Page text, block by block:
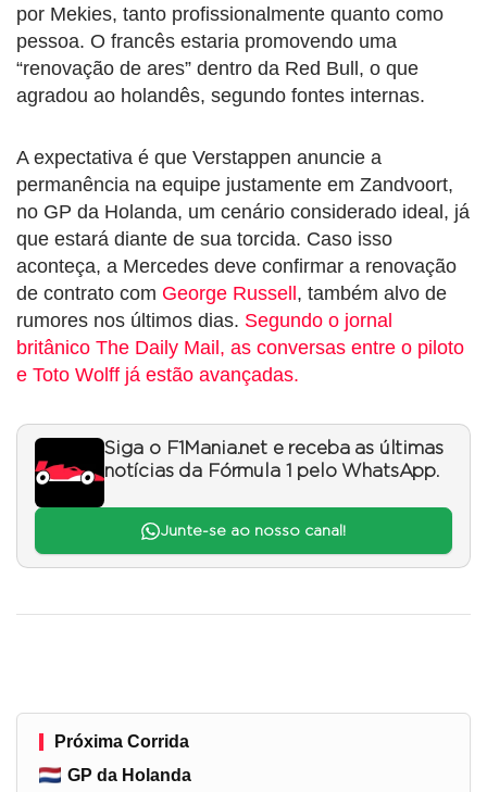
por Mekies, tanto profissionalmente quanto como
pessoa. O francês estaria promovendo uma
“renovação de ares” dentro da Red Bull, o que
agradou ao holandês, segundo fontes internas.
A expectativa é que Verstappen anuncie a
permanência na equipe justamente em Zandvoort,
no GP da Holanda, um cenário considerado ideal, já
que estará diante de sua torcida. Caso isso
aconteça, a Mercedes deve confirmar a renovação
de contrato com George Russell , também alvo de
rumores nos últimos dias. Segundo o jornal
britânico The Daily Mail, as conversas entre o piloto
e Toto Wolff já estão avançadas.
Siga o F1Mania.net e receba as últimas
notícias da Fórmula 1 pelo WhatsApp.
Junte-se ao nosso canal!
Próxima Corrida
GP da Holanda